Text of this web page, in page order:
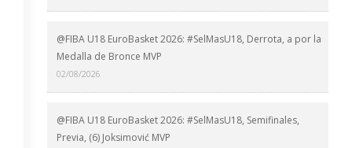
@FIBA U18 EuroBasket 2026: #SelMasU18, Derrota, a por la
Medalla de Bronce MVP
02/08/2026
@FIBA U18 EuroBasket 2026: #SelMasU18, Semifinales,
Previa, (6) Joksimović MVP